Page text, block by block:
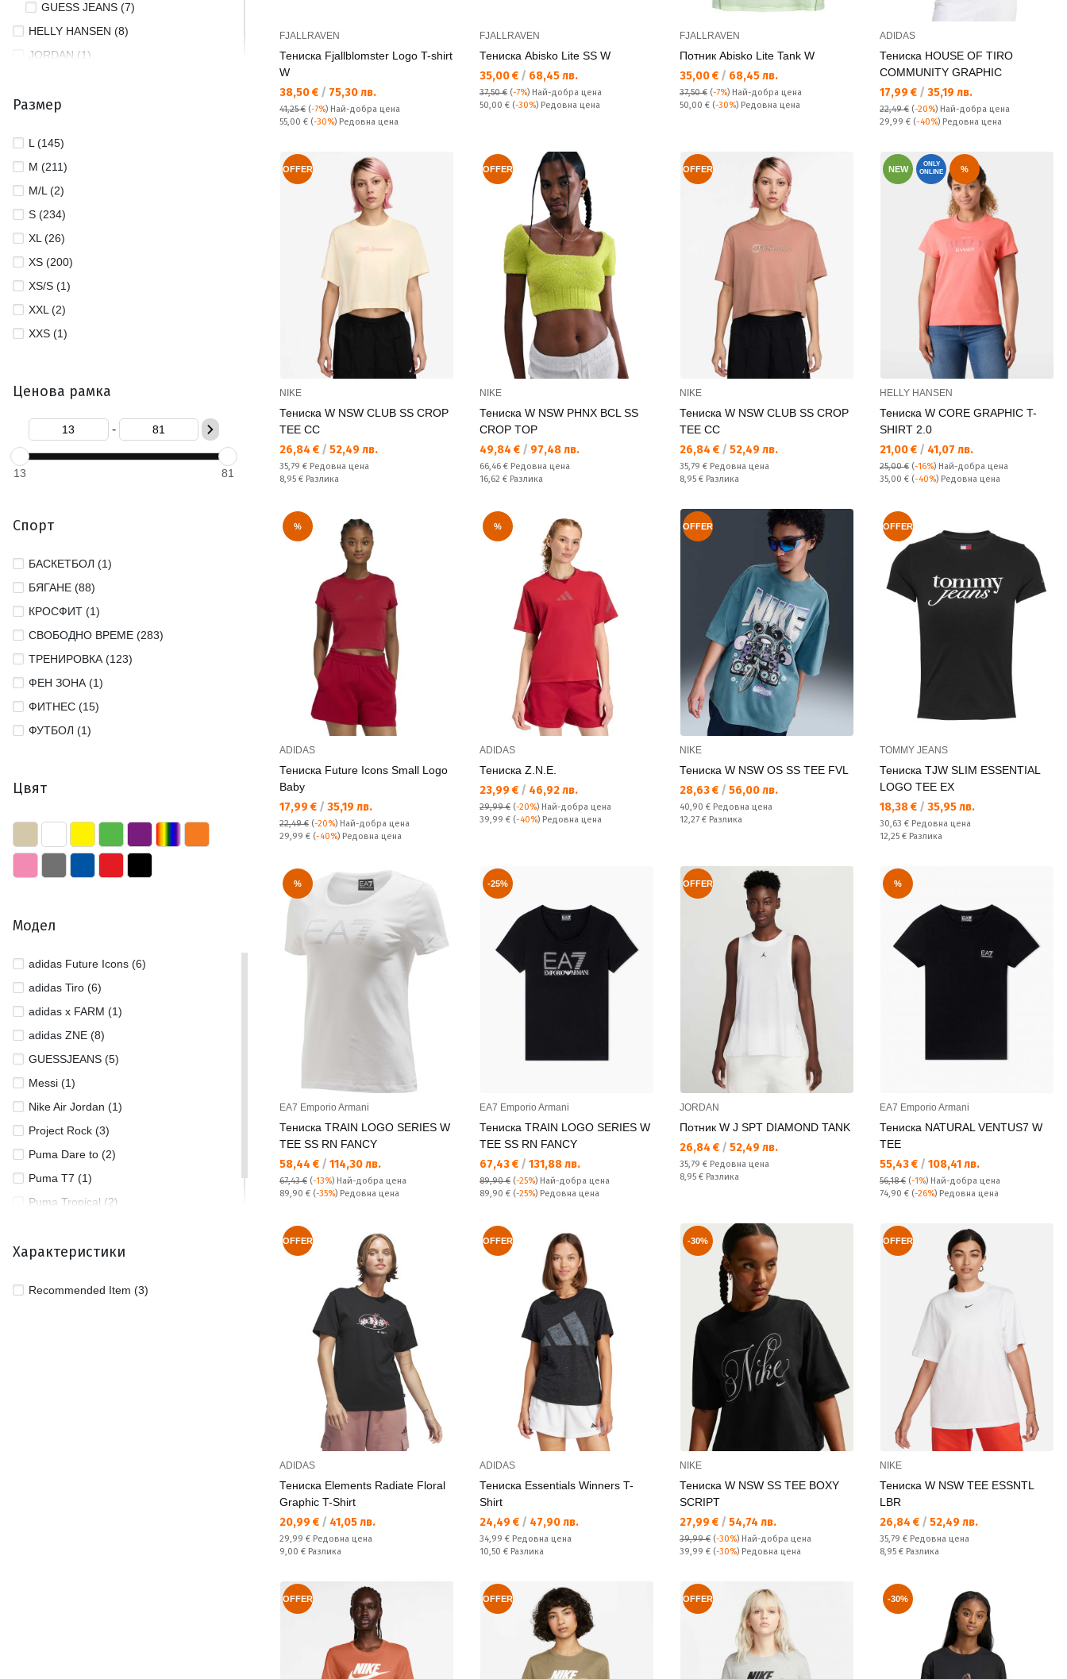
GUESS JEANS (7)
HELLY HANSEN (8)
JORDAN (1)
PUMA (50)
THE NORTH FACE (4)
TOMMY JEANS (23)
UNDER ARMOUR (22)
Размер
L (145)
M (211)
M/L (2)
S (234)
XL (26)
XS (200)
XS/S (1)
XXL (2)
XXS (1)
Ценова рамка
-
13 81
Спорт
БАСКЕТБОЛ (1)
БЯГАНЕ (88)
КРОСФИТ (1)
СВОБОДНО ВРЕМЕ (283)
ТРЕНИРОВКА (123)
ФЕН ЗОНА (1)
ФИТНЕС (15)
ФУТБОЛ (1)
Цвят
Модел
adidas Future Icons (6)
adidas Tiro (6)
adidas x FARM (1)
adidas ZNE (8)
GUESSJEANS (5)
Messi (1)
Nike Air Jordan (1)
Project Rock (3)
Puma Dare to (2)
Puma T7 (1)
Puma Tropical (2)
Характеристики
Recommended Item (3)
FJALLRAVEN
Тениска Fjallblomster Logo T-shirt
W
Текуща цена:
38,50 € / 75,30 лв.
41,25 € (-7%) Най-добра цена
Редовна цена:
55,00 € (-30%) Редовна цена
FJALLRAVEN
Тениска Abisko Lite SS W
Текуща цена:
35,00 € / 68,45 лв.
37,50 € (-7%) Най-добра цена
Редовна цена:
50,00 € (-30%) Редовна цена
FJALLRAVEN
Потник Abisko Lite Tank W
Текуща цена:
35,00 € / 68,45 лв.
37,50 € (-7%) Най-добра цена
Редовна цена:
50,00 € (-30%) Редовна цена
ADIDAS
Тениска HOUSE OF TIRO
COMMUNITY GRAPHIC
Текуща цена:
17,99 € / 35,19 лв.
22,49 € (-20%) Най-добра цена
Редовна цена:
29,99 € (-40%) Редовна цена
OFFER
NIKE
Тениска W NSW CLUB SS CROP
TEE CC
Текуща цена:
26,84 € / 52,49 лв.
Редовна цена:
35,79 € Редовна цена
Спестявате:
8,95 € Разлика
OFFER
NIKE
Тениска W NSW PHNX BCL SS
CROP TOP
Текуща цена:
49,84 € / 97,48 лв.
Редовна цена:
66,46 € Редовна цена
Спестявате:
16,62 € Разлика
OFFER
NIKE
Тениска W NSW CLUB SS CROP
TEE CC
Текуща цена:
26,84 € / 52,49 лв.
Редовна цена:
35,79 € Редовна цена
Спестявате:
8,95 € Разлика
NEW
ONLY
ONLINE
%
HELLY HANSEN
Тениска W CORE GRAPHIC T-
SHIRT 2.0
Текуща цена:
21,00 € / 41,07 лв.
25,00 € (-16%) Най-добра цена
Редовна цена:
35,00 € (-40%) Редовна цена
%
ADIDAS
Тениска Future Icons Small Logo
Baby
Текуща цена:
17,99 € / 35,19 лв.
22,49 € (-20%) Най-добра цена
Редовна цена:
29,99 € (-40%) Редовна цена
%
ADIDAS
Тениска Z.N.E.
Текуща цена:
23,99 € / 46,92 лв.
29,99 € (-20%) Най-добра цена
Редовна цена:
39,99 € (-40%) Редовна цена
OFFER
NIKE
Тениска W NSW OS SS TEE FVL
Текуща цена:
28,63 € / 56,00 лв.
Редовна цена:
40,90 € Редовна цена
Спестявате:
12,27 € Разлика
OFFER
TOMMY JEANS
Тениска TJW SLIM ESSENTIAL
LOGO TEE EX
Текуща цена:
18,38 € / 35,95 лв.
Редовна цена:
30,63 € Редовна цена
Спестявате:
12,25 € Разлика
%
EA7 Emporio Armani
Тениска TRAIN LOGO SERIES W
TEE SS RN FANCY
Текуща цена:
58,44 € / 114,30 лв.
67,43 € (-13%) Най-добра цена
Редовна цена:
89,90 € (-35%) Редовна цена
-25%
EA7 Emporio Armani
Тениска TRAIN LOGO SERIES W
TEE SS RN FANCY
Текуща цена:
67,43 € / 131,88 лв.
89,90 € (-25%) Най-добра цена
Редовна цена:
89,90 € (-25%) Редовна цена
OFFER
JORDAN
Потник W J SPT DIAMOND TANK
Текуща цена:
26,84 € / 52,49 лв.
Редовна цена:
35,79 € Редовна цена
Спестявате:
8,95 € Разлика
%
EA7 Emporio Armani
Тениска NATURAL VENTUS7 W
TEE
Текуща цена:
55,43 € / 108,41 лв.
56,18 € (-1%) Най-добра цена
Редовна цена:
74,90 € (-26%) Редовна цена
OFFER
ADIDAS
Тениска Elements Radiate Floral
Graphic T-Shirt
Текуща цена:
20,99 € / 41,05 лв.
Редовна цена:
29,99 € Редовна цена
Спестявате:
9,00 € Разлика
OFFER
ADIDAS
Тениска Essentials Winners T-
Shirt
Текуща цена:
24,49 € / 47,90 лв.
Редовна цена:
34,99 € Редовна цена
Спестявате:
10,50 € Разлика
-30%
NIKE
Тениска W NSW SS TEE BOXY
SCRIPT
Текуща цена:
27,99 € / 54,74 лв.
39,99 € (-30%) Най-добра цена
Редовна цена:
39,99 € (-30%) Редовна цена
OFFER
NIKE
Тениска W NSW TEE ESSNTL
LBR
Текуща цена:
26,84 € / 52,49 лв.
Редовна цена:
35,79 € Редовна цена
Спестявате:
8,95 € Разлика
OFFER OFFER OFFER -30%